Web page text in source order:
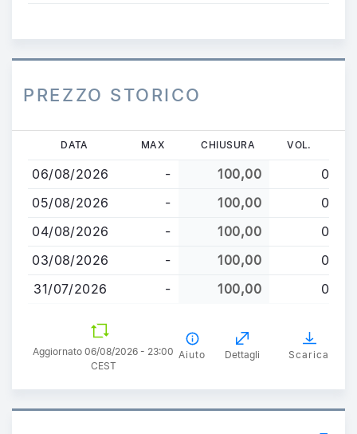
PREZZO STORICO
contenuto
principale
DATA MAX CHIUSURA VOL.
06/08/2026 - 100,00
0
05/08/2026
- 100,00
0
04/08/2026
- 100,00
0
03/08/2026
- 100,00
0
31/07/2026
- 100,00 0
Aggiornato 06/08/2026 - 23:00
CEST
Aiuto Dettagli Scarica